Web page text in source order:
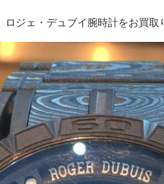
ロジェ・デュブイ腕時計をお買取